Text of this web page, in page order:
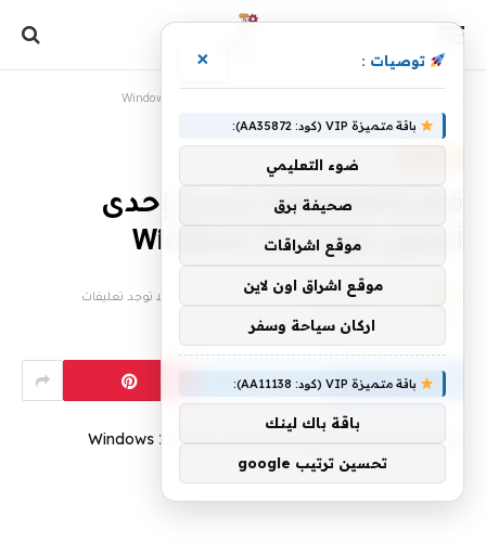
قام ChromeOS بنسخ إحدى
أفضل ميزات Windows 11
فريق الإبداع 6 سبتمبر، 2024 لا توجد تعليقات
توصيات : ×
باقة متميزة VIP (كود: AA35872):
ضوء التعليمي
صحيفة برق
موقع اشراقات
موقع اشراق اون لاين
اركان سياحة وسفر
باقة متميزة VIP (كود: AA11138):
باقة باك لينك
تحسين ترتيب google